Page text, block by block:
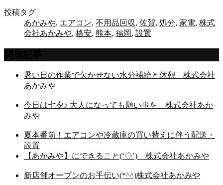
投稿タグ
あかみや, エアコン, 不用品回収, 佐賀, 処分, 家電, 株式
会社あかみや, 格安, 熊本, 福岡, 設置
暑い日の作業で欠かせない水分補給と休憩 株式会社
あかみや
今日は七夕♪ 大人になっても願い事を 株式会社あか
みや
夏本番前！エアコンや冷蔵庫の買い替えに伴う配送・
設置
【あかみや】にできること(‘◇’)ゞ株式会社あかみや
新店舗オープンのお手伝い(*^^)株式会社あかみや